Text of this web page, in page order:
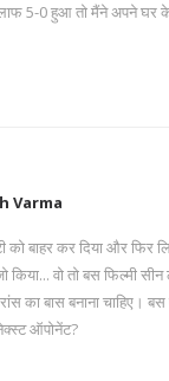
5-0 हुआ तो मैंने अपने घर के
Varma
को बाहर कर दिया और फिर
किया... वो तो बस फिल्मी
का बास बनाना चाहिए।
ऑपोनेंट?